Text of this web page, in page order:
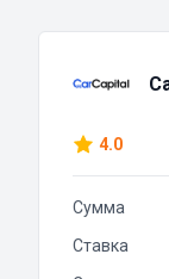
4.0
Сумма
Ставка